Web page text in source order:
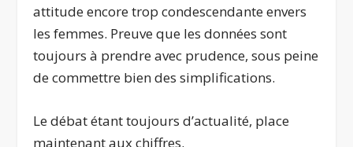
attitude encore trop condescendante envers
les femmes. Preuve que les données sont
toujours à prendre avec prudence, sous peine
de commettre bien des simplifications.
Le débat étant toujours d’actualité, place
maintenant aux chiffres.